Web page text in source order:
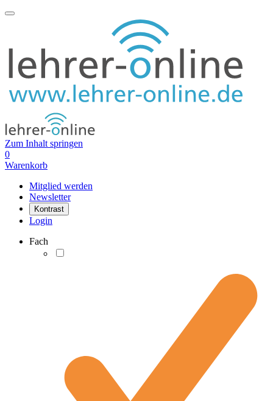
Zum Inhalt springen
0
Warenkorb
Mitglied werden
Newsletter
Kontrast
Login
Fach